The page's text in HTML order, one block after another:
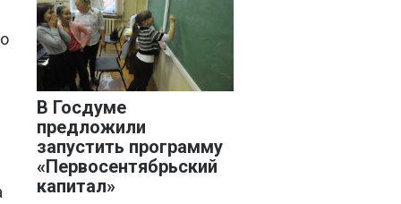
В Госдуме
предложили
запустить программу
«Первосентябрьский
капитал»